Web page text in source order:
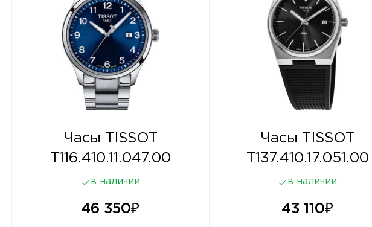
Часы TISSOT
T116.410.11.047.00
в наличии
46 350₽
Часы TISSOT
T137.410.17.051.00
в наличии
43 110₽